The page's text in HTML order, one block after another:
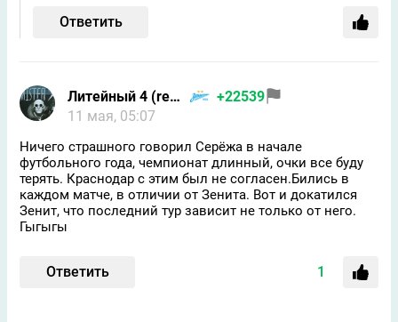
Ответить
Литейный 4 (returned)
+22539
11 мая, 05:07
Ничего страшного говорил Серёжа в начале
футбольного года, чемпионат длинный, очки все буду
терять. Краснодар с этим был не согласен.Бились в
каждом матче, в отличии от Зенита. Вот и докатился
Зенит, что последний тур зависит не только от него.
Гыгыгы
Ответить 1